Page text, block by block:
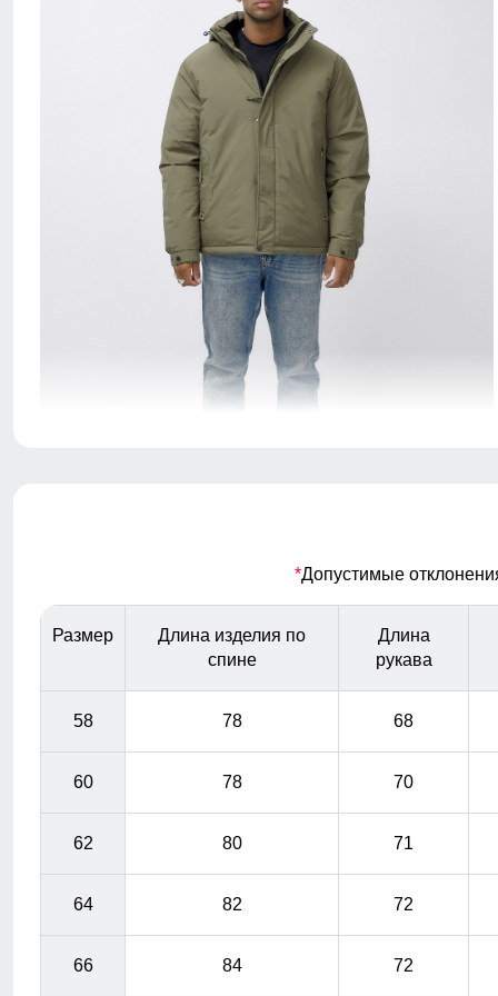
Элемент одежды нужен для защиты шеи от холода, но
со временем стал стильной и модной деталью
*Допустимые
Размер
Длина изделия по
спине
Длина
рукава
58 78 68
60 78 70
62 80 71
64 82 72
66 84 72